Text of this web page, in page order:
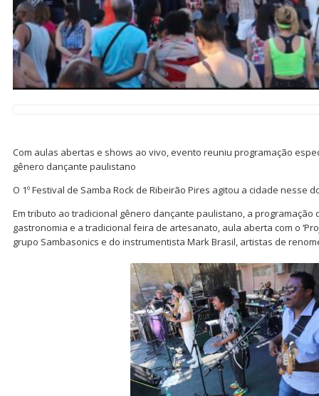
Com aulas abertas e shows ao vivo, evento reuniu programação
gênero dançante paulistano
O 1º Festival de Samba Rock de Ribeirão Pires agitou a cidade nesse
Em tributo ao tradicional gênero dançante paulistano, a programação
gastronomia e a tradicional feira de artesanato, aula aberta com o
grupo Sambasonics e do instrumentista Mark Brasil, artistas de